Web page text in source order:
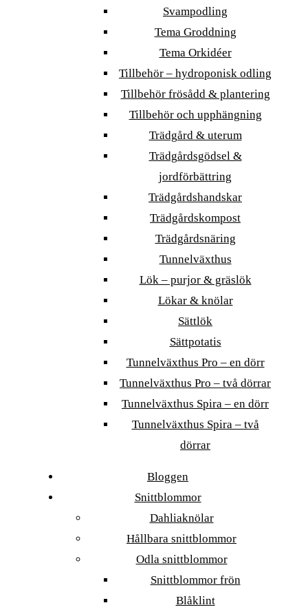
Svampodling
Tema Groddning
Tema Orkidéer
Tillbehör – hydroponisk odling
Tillbehör frösådd & plantering
Tillbehör och upphängning
Trädgård & uterum
Trädgårdsgödsel &
jordförbättring
Trädgårdshandskar
Trädgårdskompost
Trädgårdsnäring
Tunnelväxthus
Lök – purjor & gräslök
Lökar & knölar
Sättlök
Sättpotatis
Tunnelväxthus Pro – en dörr
Tunnelväxthus Pro – två dörrar
Tunnelväxthus Spira – en dörr
Tunnelväxthus Spira – två
dörrar
Bloggen
Snittblommor
Dahliaknölar
Hållbara snittblommor
Odla snittblommor
Snittblommor frön
Blåklint